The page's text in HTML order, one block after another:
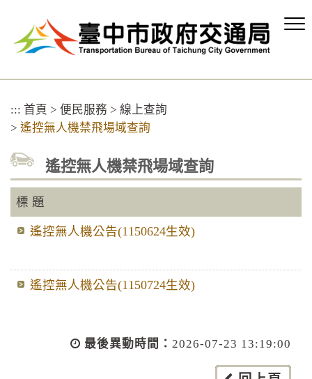
容
::: 首頁 > 便民服務 > 線上查詢
> 遙控無人機禁飛場域查詢
遙控無人機禁飛場域查詢
標 題
遙控無人機公告(1150624生效)
遙控無人機公告(1150724生效)
最後異動時間： 2026-07-23 13:19:00